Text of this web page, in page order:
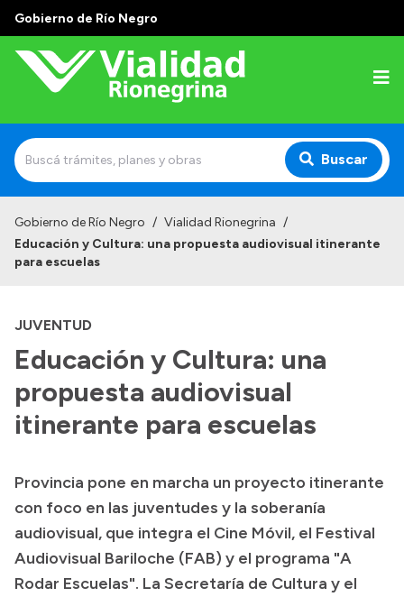
Gobierno de Río Negro
Buscar
Institucional
Autoridades
Delegaciones
Normativa
Historia Vial
Mi Vial
Recibos de sueldo
Correo oficial
Gobierno de Río Negro / Vialidad Rionegrina /
Educación y Cultura: una propuesta audiovisual itinerante
para escuelas
JUVENTUD
Educación y Cultura: una
propuesta audiovisual
itinerante para escuelas
Provincia pone en marcha un proyecto itinerante
con foco en las juventudes y la soberanía
audiovisual, que integra el Cine Móvil, el Festival
Audiovisual Bariloche (FAB) y el programa "A
Rodar Escuelas". La Secretaría de Cultura y el